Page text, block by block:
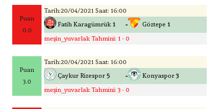
Puan
0.0
Tarih:20/04/2021 Saat: 16:00
Fatih Karagümrük 1 - Göztepe 1
meşin_yuvarlak Tahmini: 1 - 0
Puan
3.0
Tarih:20/04/2021 Saat: 16:00
Çaykur Rizespor 5 - Konyaspor 3
meşin_yuvarlak Tahmini: 3 - 0